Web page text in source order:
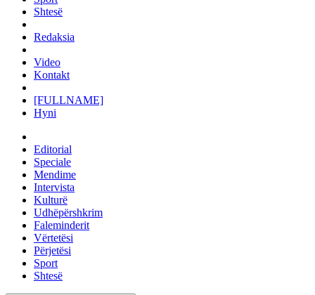
Shtesë
Redaksia
Video
Kontakt
[FULLNAME]
Hyni
Editorial
Speciale
Mendime
Intervista
Kulturë
Udhëpërshkrim
Faleminderit
Vërtetësi
Përjetësi
Sport
Shtesë